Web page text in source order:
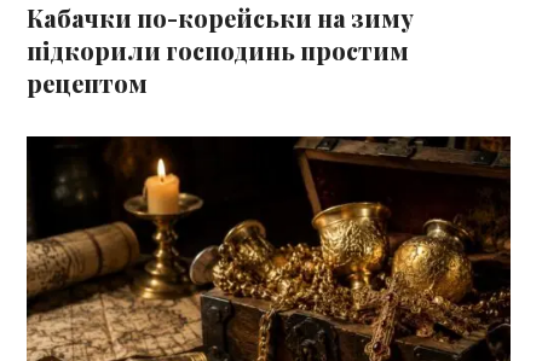
Кабачки по-корейськи на зиму
підкорили господинь простим
рецептом